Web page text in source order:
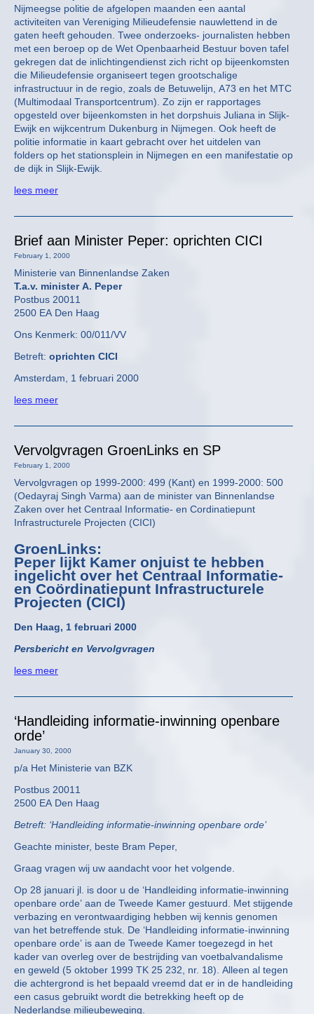
Nijmeegse politie de afgelopen maanden een aantal
activiteiten van Vereniging Milieudefensie nauwlettend in de
gaten heeft gehouden. Twee onderzoeks- journalisten hebben
met een beroep op de Wet Openbaarheid Bestuur boven tafel
gekregen dat de inlichtingendienst zich richt op bijeenkomsten
die Milieudefensie organiseert tegen grootschalige
infrastructuur in de regio, zoals de Betuwelijn, A73 en het MTC
(Multimodaal Transportcentrum). Zo zijn er rapportages
opgesteld over bijeenkomsten in het dorpshuis Juliana in Slijk-
Ewijk en wijkcentrum Dukenburg in Nijmegen. Ook heeft de
politie informatie in kaart gebracht over het uitdelen van
folders op het stationsplein in Nijmegen en een manifestatie op
de dijk in Slijk-Ewijk.
lees meer
Brief aan Minister Peper: oprichten CICI
February 1, 2000
Ministerie van Binnenlandse Zaken
T.a.v. minister A. Peper
Postbus 20011
2500 EA Den Haag
Ons Kenmerk: 00/011/VV
Betreft: oprichten CICI
Amsterdam, 1 februari 2000
lees meer
Vervolgvragen GroenLinks en SP
February 1, 2000
Vervolgvragen op 1999-2000: 499 (Kant) en 1999-2000: 500
(Oedayraj Singh Varma) aan de minister van Binnenlandse
Zaken over het Centraal Informatie- en Cordinatiepunt
Infrastructurele Projecten (CICI)
GroenLinks:
Peper lijkt Kamer onjuist te hebben
ingelicht over het Centraal Informatie-
en Coördinatiepunt Infrastructurele
Projecten (CICI)
Den Haag, 1 februari 2000
Persbericht en Vervolgvragen
lees meer
‘Handleiding informatie-inwinning openbare
orde’
January 30, 2000
p/a Het Ministerie van BZK
Postbus 20011
2500 EA Den Haag
Betreft: ‘Handleiding informatie-inwinning openbare orde’
Geachte minister, beste Bram Peper,
Graag vragen wij uw aandacht voor het volgende.
Op 28 januari jl. is door u de ‘Handleiding informatie-inwinning
openbare orde’ aan de Tweede Kamer gestuurd. Met stijgende
verbazing en verontwaardiging hebben wij kennis genomen
van het betreffende stuk. De ‘Handleiding informatie-inwinning
openbare orde’ is aan de Tweede Kamer toegezegd in het
kader van overleg over de bestrijding van voetbalvandalisme
en geweld (5 oktober 1999 TK 25 232, nr. 18). Alleen al tegen
die achtergrond is het bepaald vreemd dat er in de handleiding
een casus gebruikt wordt die betrekking heeft op de
Nederlandse milieubeweging.